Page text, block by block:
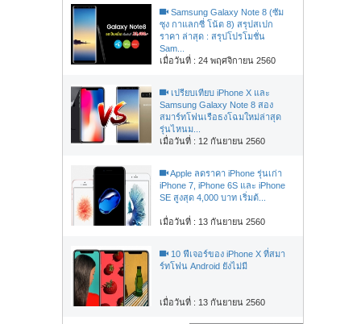
Samsung Galaxy Note 8 (ซัม
ซุง กาแลกซี่ โน้ต 8) สรุปสเปก
ราคา ล่าสุด : สรุปโปรโมชั่น
Sam...
เมื่อวันที่ : 24 พฤศจิกายน 2560
เปรียบเทียบ iPhone X และ
Samsung Galaxy Note 8 สอง
สมาร์ทโฟนเรือธงโฉมใหม่ล่าสุด
รุ่นไหนม...
เมื่อวันที่ : 12 กันยายน 2560
Apple ลดราคา iPhone รุ่นเก่า
iPhone 7, iPhone 6S และ iPhone
SE สูงสุด 4,000 บาท เริ่มต้...
เมื่อวันที่ : 13 กันยายน 2560
10 ฟีเจอร์ของ iPhone X ที่สมา
ร์ทโฟน Android ยังไม่มี
เมื่อวันที่ : 13 กันยายน 2560